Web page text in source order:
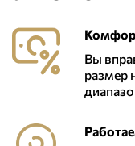
Вы
размер